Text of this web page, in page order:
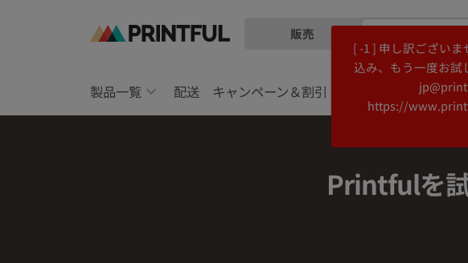
メ
コ
ン
Printful
プ
セ
販売
製品一覧 配送 キャンペーン＆割引 デザインアイデア
Printfulを
[ -1 ] 申し訳ござい
込み、もう一度お
https://